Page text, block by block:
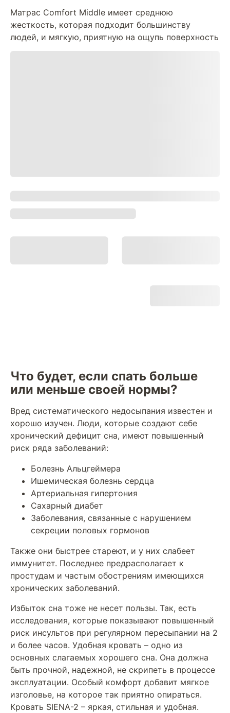
Матрас Comfort Middle имеет среднюю
жесткость, которая подходит большинству
людей, и мягкую, приятную на ощупь поверхность
Что будет, если спать больше
или меньше своей нормы?
Вред систематического недосыпания известен и
хорошо изучен. Люди, которые создают себе
хронический дефицит сна, имеют повышенный
риск ряда заболеваний:
Болезнь Альцгеймера
Ишемическая болезнь сердца
Артериальная гипертония
Сахарный диабет
Заболевания, связанные с нарушением
секреции половых гормонов
Также они быстрее стареют, и у них слабеет
иммунитет. Последнее предрасполагает к
простудам и частым обострениям имеющихся
хронических заболеваний.
Избыток сна тоже не несет пользы. Так, есть
исследования, которые показывают повышенный
риск инсультов при регулярном пересыпании на 2
и более часов. Удобная кровать – одно из
основных слагаемых хорошего сна. Она должна
быть прочной, надежной, не скрипеть в процессе
эксплуатации. Особый комфорт добавит мягкое
изголовье, на которое так приятно опираться.
Кровать SIENA-2 – яркая, стильная и удобная.